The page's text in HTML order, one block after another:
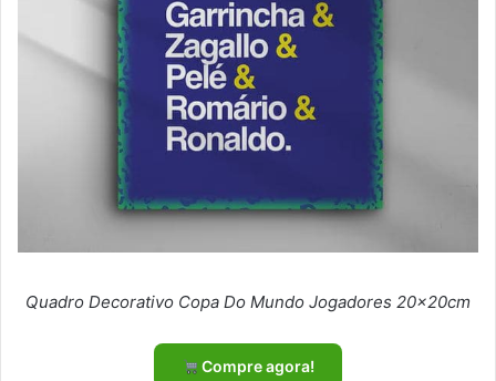
Quadro Decorativo Copa Do Mundo Jogadores 20x20cm
Compre agora!